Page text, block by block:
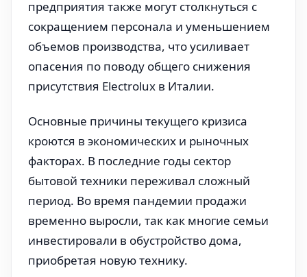
предприятия также могут столкнуться с
сокращением персонала и уменьшением
объемов производства, что усиливает
опасения по поводу общего снижения
присутствия Electrolux в Италии.
Основные причины текущего кризиса
кроются в экономических и рыночных
факторах. В последние годы сектор
бытовой техники переживал сложный
период. Во время пандемии продажи
временно выросли, так как многие семьи
инвестировали в обустройство дома,
приобретая новую технику.